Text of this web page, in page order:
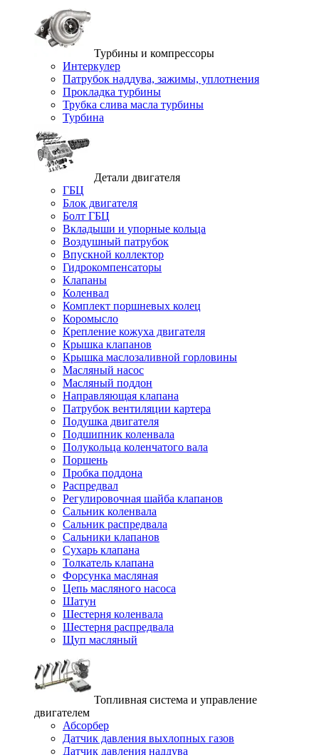
Турбины и компрессоры
Интеркулер
Патрубок наддува, зажимы, уплотнения
Прокладка турбины
Трубка слива масла турбины
Турбина
Детали двигателя
ГБЦ
Блок двигателя
Болт ГБЦ
Вкладыши и упорные кольца
Воздушный патрубок
Впускной коллектор
Гидрокомпенсаторы
Клапаны
Коленвал
Комплект поршневых колец
Коромысло
Крепление кожуха двигателя
Крышка клапанов
Крышка маслозаливной горловины
Масляный насос
Масляный поддон
Направляющая клапана
Патрубок вентиляции картера
Подушка двигателя
Подшипник коленвала
Полукольца коленчатого вала
Поршень
Пробка поддона
Распредвал
Регулировочная шайба клапанов
Сальник коленвала
Сальник распредвала
Сальники клапанов
Сухарь клапана
Толкатель клапана
Форсунка масляная
Цепь масляного насоса
Шатун
Шестерня коленвала
Шестерня распредвала
Щуп масляный
Топливная система и управление
двигателем
Абсорбер
Датчик давления выхлопных газов
Датчик давления наддува